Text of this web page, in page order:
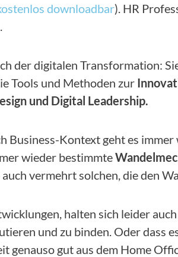
downloadbar). HR
der digitalen Transformation:
Tools und Methoden zur
und Digital Leadership.
Business-Kontext geht es
wieder bestimmte
vermehrt solchen, die den
halten sich leider
und zu binden. Oder dass
genauso gut aus dem Home